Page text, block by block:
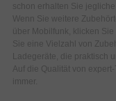
schon erhalten Sie
Wenn Sie weitere
über Mobilfunk, klicken
Sie eine Vielzahl von
Ladegeräte, die praktisch
Auf die Qualität von
immer.